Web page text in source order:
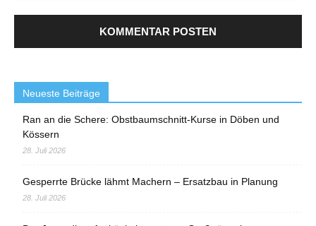
Neueste Beiträge
Ran an die Schere: Obstbaumschnitt-Kurse in Döben und
Kössern
28. Juli 2026
Gesperrte Brücke lähmt Machern – Ersatzbau in Planung
28. Juli 2026